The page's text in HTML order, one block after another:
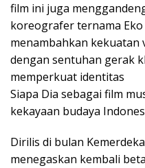
film ini juga
koreografer ternama
menambahkan
dengan sentuhan gerak
memperkuat identitas
Siapa Dia sebagai film
kekayaan budaya
Dirilis di bulan
menegaskan kembali